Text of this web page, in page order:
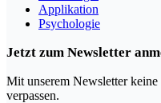
Applikation
Psychologie
Jetzt zum Newsletter
Mit unserem Newsletter
verpassen.